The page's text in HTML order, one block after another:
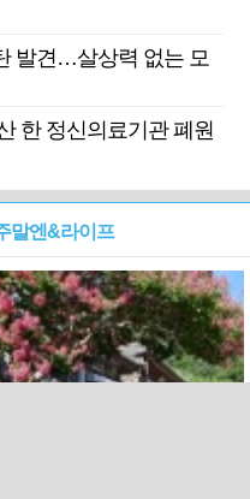
발견…살상력 없는 모
한 정신의료기관 폐원
말엔&라이프